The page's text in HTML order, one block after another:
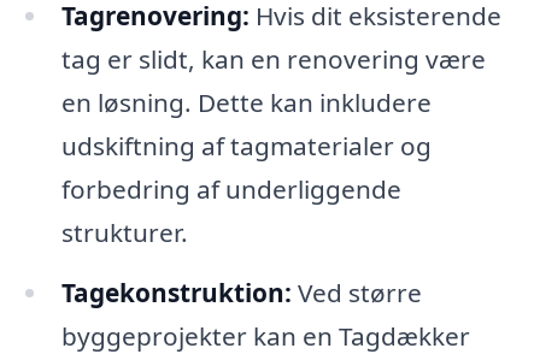
Tagrenovering: Hvis dit eksisterende
tag er slidt, kan en renovering være
en løsning. Dette kan inkludere
udskiftning af tagmaterialer og
forbedring af underliggende
strukturer.
Tagekonstruktion: Ved større
byggeprojekter kan en Tagdækker